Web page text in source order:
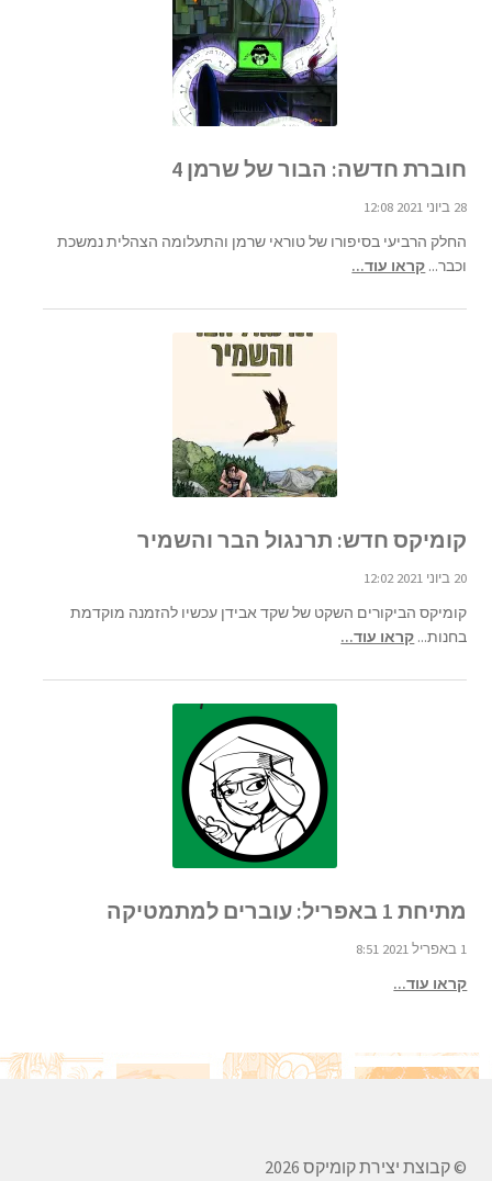
חוברת חדשה: הבור של שרמן 4
28 ביוני 2021 12:08
החלק הרביעי בסיפורו של טוראי שרמן והתעלומה הצהלית נמשכת
וכבר... קראו עוד...
קומיקס חדש: תרנגול הבר והשמיר
20 ביוני 2021 12:02
קומיקס הביקורים השקט של שקד אבידן עכשיו להזמנה מוקדמת
בחנות... קראו עוד...
מתיחת 1 באפריל: עוברים למתמטיקה
1 באפריל 2021 8:51
קראו עוד...
© קבוצת יצירת קומיקס 2026